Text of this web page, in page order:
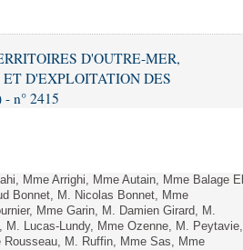
D'OUTRE-MER,
D'EXPLOITATION DES
- n° 2415
Mme Arrighi, Mme Autain, Mme Balage El
Bonnet, M. Nicolas Bonnet, Mme
Mme Garin, M. Damien Girard, M.
Lucas-Lundy, Mme Ozenne, M. Peytavie,
Rousseau, M. Ruffin, Mme Sas, Mme